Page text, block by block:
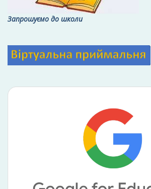
Запрошуємо до школи